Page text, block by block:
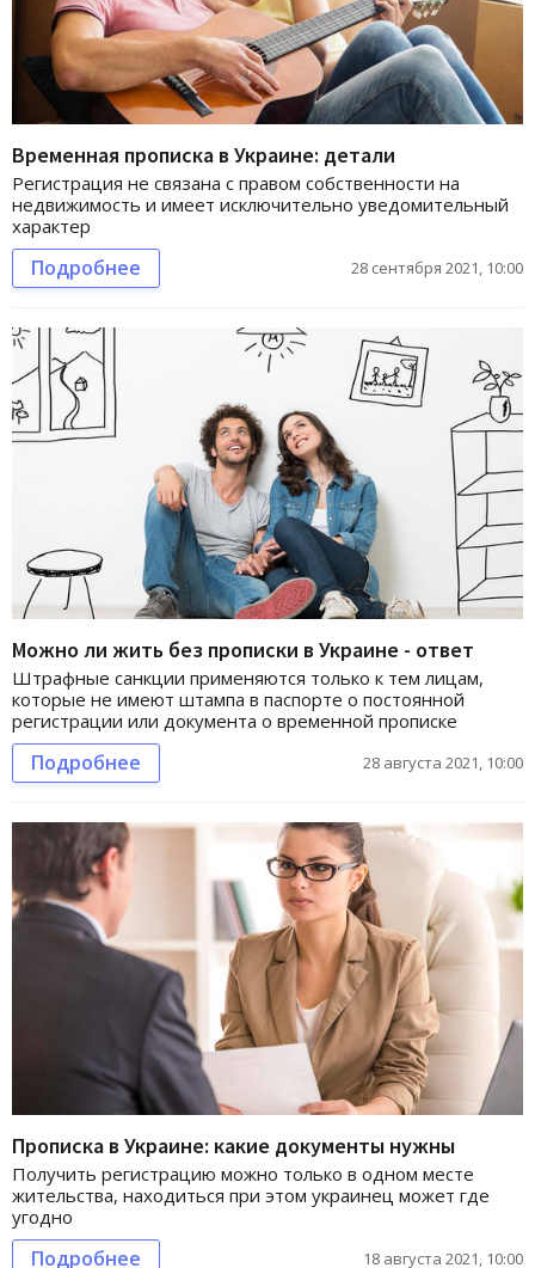
Временная прописка в Украине: детали
Регистрация не связана с правом собственности на
недвижимость и имеет исключительно уведомительный
характер
Подробнее 28 сентября 2021, 10:00
Можно ли жить без прописки в Украине - ответ
Штрафные санкции применяются только к тем лицам,
которые не имеют штампа в паспорте о постоянной
регистрации или документа о временной прописке
Подробнее 28 августа 2021, 10:00
Прописка в Украине: какие документы нужны
Получить регистрацию можно только в одном месте
жительства, находиться при этом украинец может где
угодно
Подробнее 18 августа 2021, 10:00